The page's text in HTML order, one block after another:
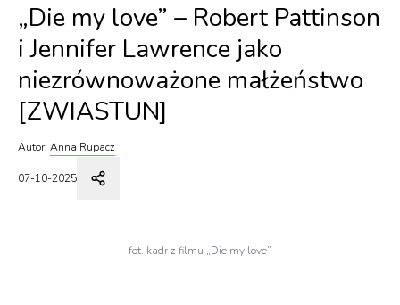
„Die my love” – Robert Pattinson
i Jennifer Lawrence jako
niezrównoważone małżeństwo
[ZWIASTUN]
Autor: Anna Rupacz
07-10-2025
fot. kadr z filmu „Die my love”